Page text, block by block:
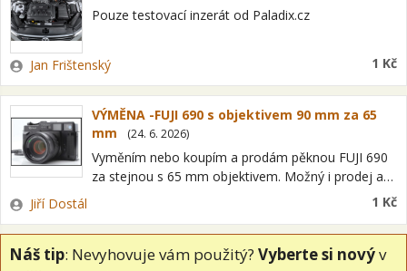
Pouze testovací inzerát od Paladix.cz
Zadavatel
Jan Frištenský 1 Kč
VÝMĚNA -FUJI 690 s objektivem 90 mm za 65
mm
(24. 6. 2026)
Vyměním nebo koupím a prodám pěknou FUJI 690
za stejnou s 65 mm objektivem. Možný i prodej a
koupě, doplatek atd. Ilustrační foto -po odpovědi
Zadavatel
Jiří Dostál 1 Kč
Náš tip: Nevyhovuje vám použitý? Vyberte si novýv